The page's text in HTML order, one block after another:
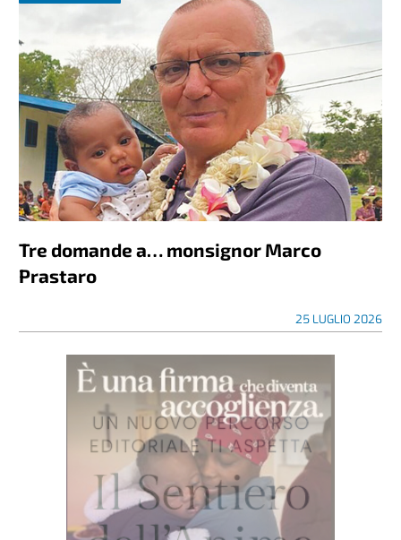
Tre domande a… monsignor Marco
Prastaro
25 LUGLIO 2026